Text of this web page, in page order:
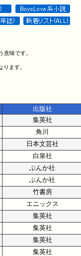
意味です。
ます。
出版社
集英社
角川
日本文芸社
白泉社
ぶんか社
ぶんか社
竹書房
エニックス
集英社
集英社
集英社
集英社